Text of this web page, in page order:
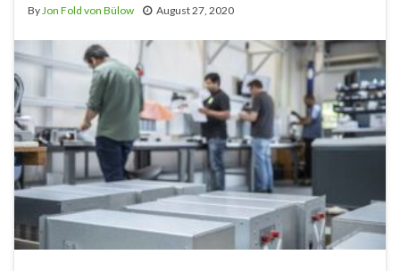
ByJon Fold von Bülow August 27, 2020